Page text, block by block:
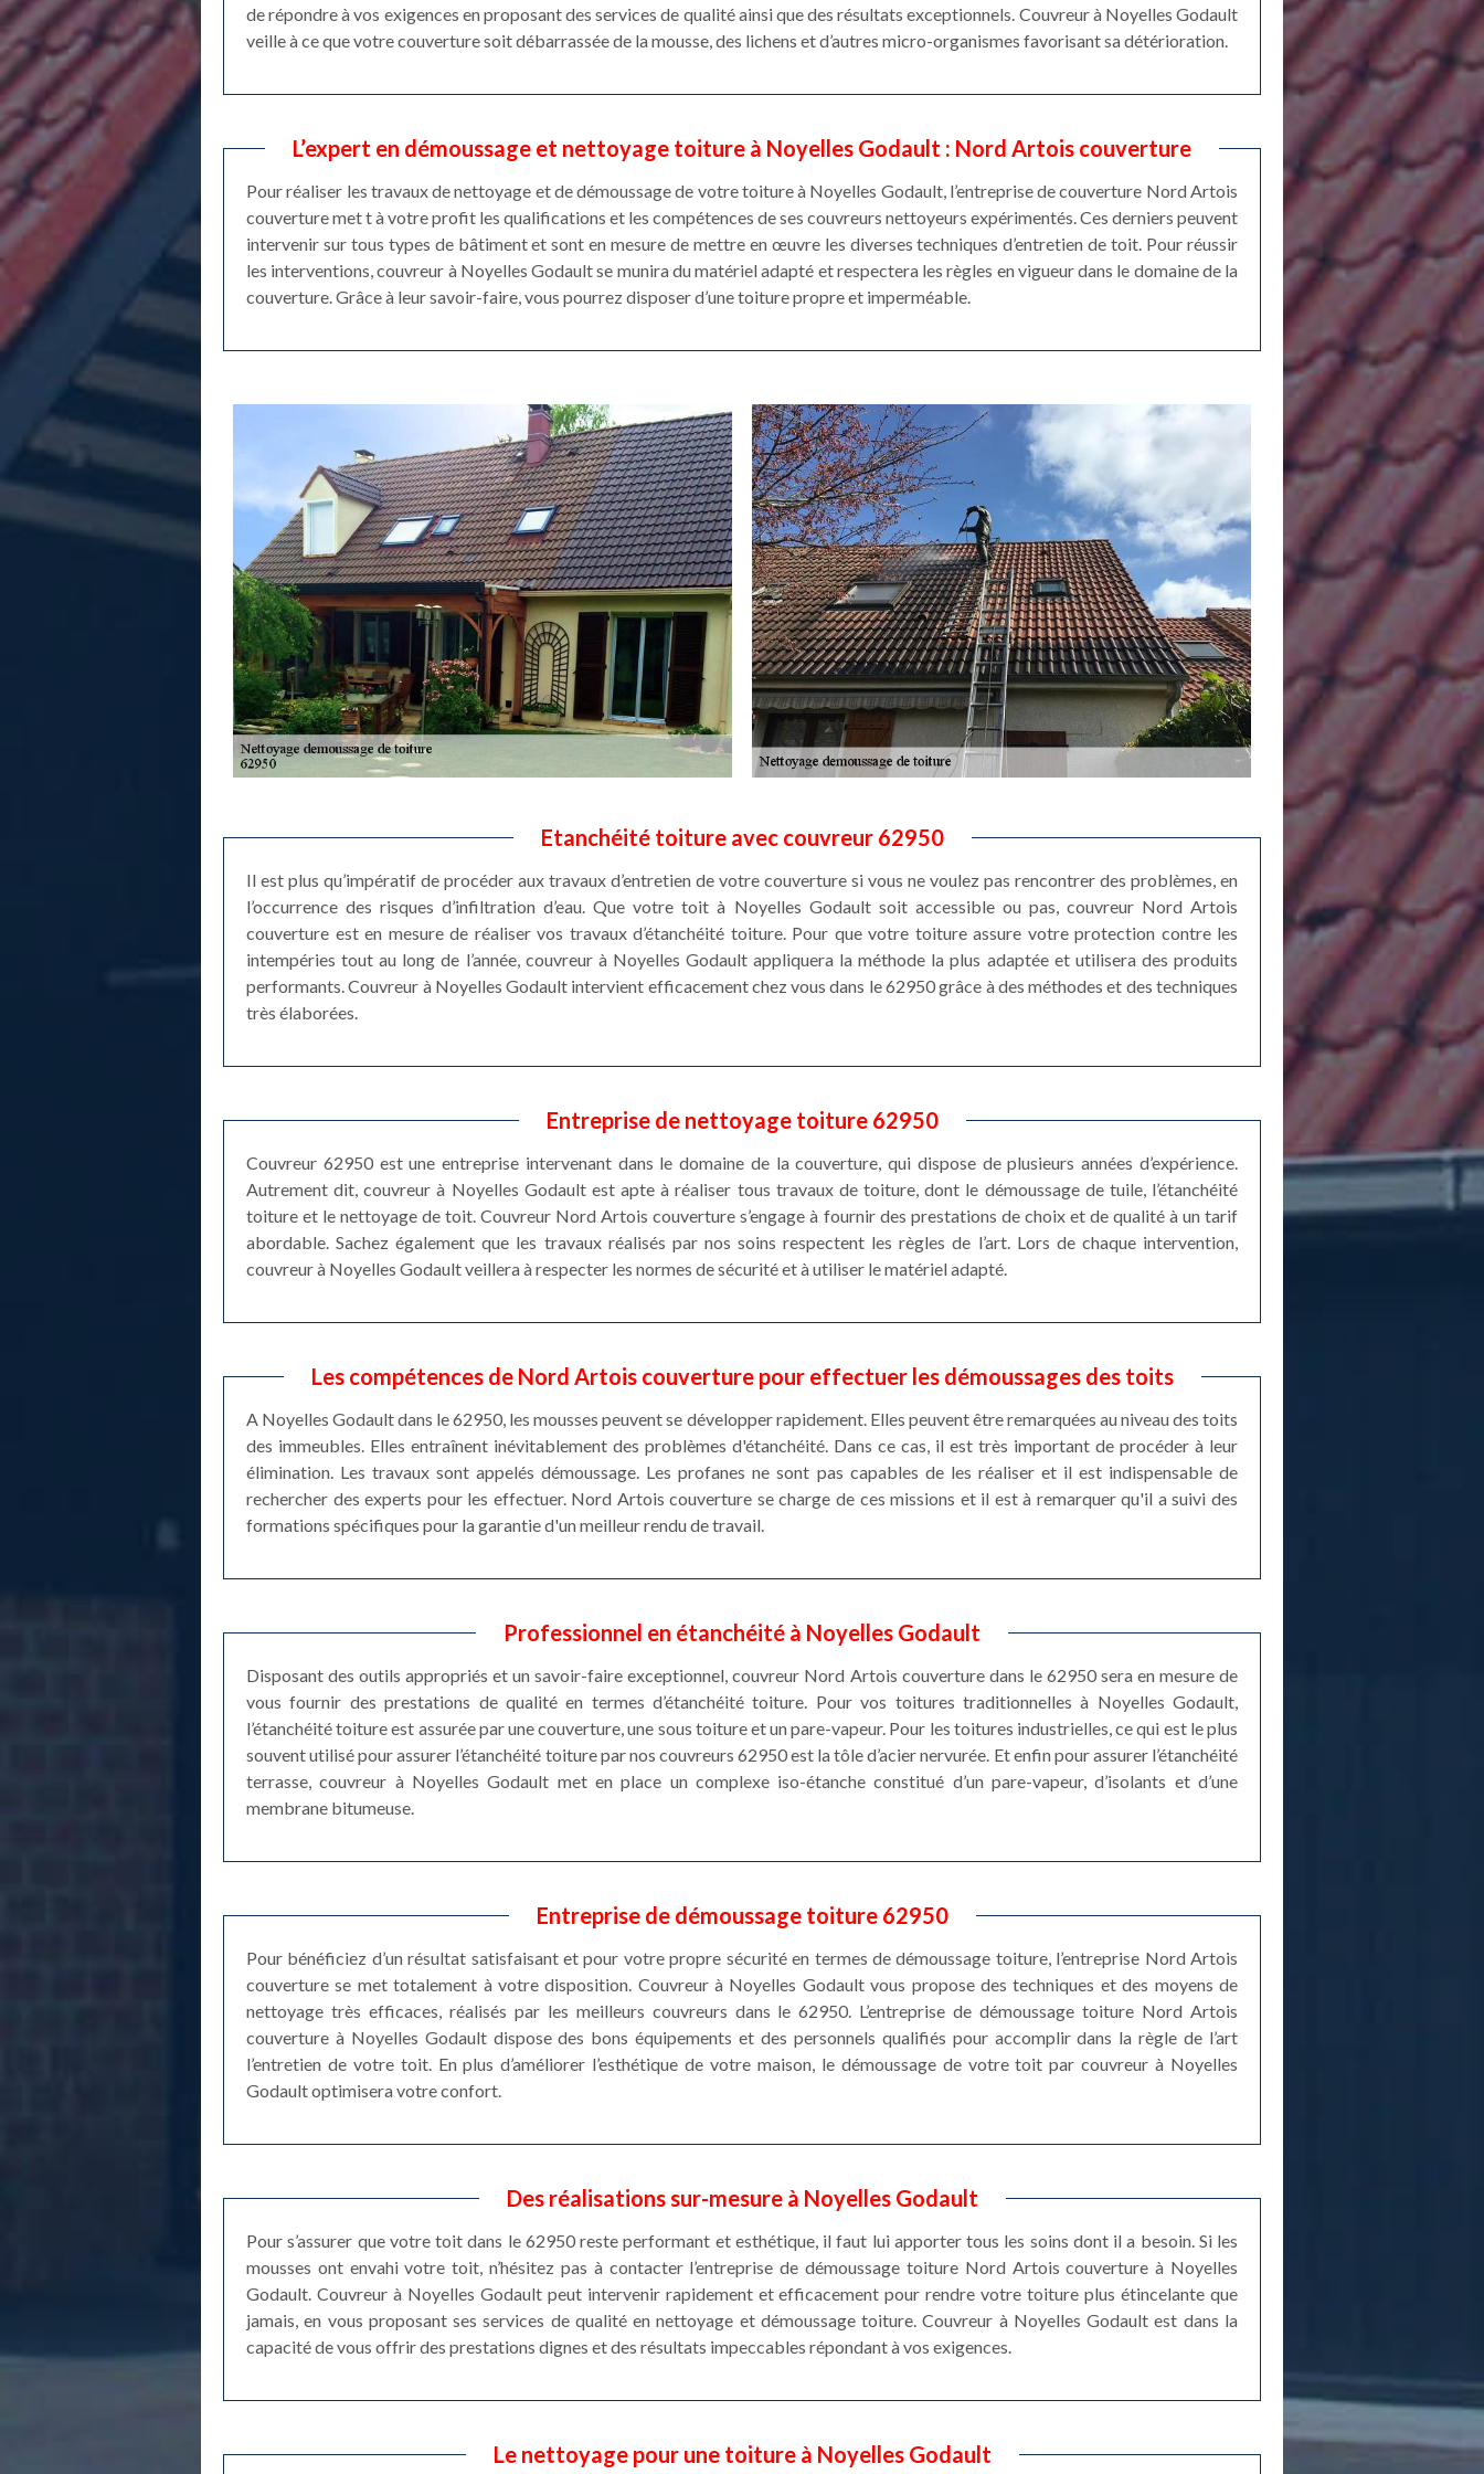
de répondre à vos exigences en proposant des services de qualité ainsi que des résultats exceptionnels. Couvreur à Noyelles Godault
veille à ce que votre couverture soit débarrassée de la mousse, des lichens et d’autres micro-organismes favorisant sa détérioration.
L’expert en démoussage et nettoyage toiture à Noyelles Godault : Nord Artois couverture
Pour réaliser les travaux de nettoyage et de démoussage de votre toiture à Noyelles Godault, l’entreprise de couverture Nord Artois
couverture met t à votre profit les qualifications et les compétences de ses couvreurs nettoyeurs expérimentés. Ces derniers peuvent
intervenir sur tous types de bâtiment et sont en mesure de mettre en œuvre les diverses techniques d’entretien de toit. Pour réussir
les interventions, couvreur à Noyelles Godault se munira du matériel adapté et respectera les règles en vigueur dans le domaine de la
couverture. Grâce à leur savoir-faire, vous pourrez disposer d’une toiture propre et imperméable.
Etanchéité toiture avec couvreur 62950
Il est plus qu’impératif de procéder aux travaux d’entretien de votre couverture si vous ne voulez pas rencontrer des problèmes, en
l’occurrence des risques d’infiltration d’eau. Que votre toit à Noyelles Godault soit accessible ou pas, couvreur Nord Artois
couverture est en mesure de réaliser vos travaux d’étanchéité toiture. Pour que votre toiture assure votre protection contre les
intempéries tout au long de l’année, couvreur à Noyelles Godault appliquera la méthode la plus adaptée et utilisera des produits
performants. Couvreur à Noyelles Godault intervient efficacement chez vous dans le 62950 grâce à des méthodes et des techniques
très élaborées.
Entreprise de nettoyage toiture 62950
Couvreur 62950 est une entreprise intervenant dans le domaine de la couverture, qui dispose de plusieurs années d’expérience.
Autrement dit, couvreur à Noyelles Godault est apte à réaliser tous travaux de toiture, dont le démoussage de tuile, l’étanchéité
toiture et le nettoyage de toit. Couvreur Nord Artois couverture s’engage à fournir des prestations de choix et de qualité à un tarif
abordable. Sachez également que les travaux réalisés par nos soins respectent les règles de l’art. Lors de chaque intervention,
couvreur à Noyelles Godault veillera à respecter les normes de sécurité et à utiliser le matériel adapté.
Les compétences de Nord Artois couverture pour effectuer les démoussages des toits
A Noyelles Godault dans le 62950, les mousses peuvent se développer rapidement. Elles peuvent être remarquées au niveau des toits
des immeubles. Elles entraînent inévitablement des problèmes d'étanchéité. Dans ce cas, il est très important de procéder à leur
élimination. Les travaux sont appelés démoussage. Les profanes ne sont pas capables de les réaliser et il est indispensable de
rechercher des experts pour les effectuer. Nord Artois couverture se charge de ces missions et il est à remarquer qu'il a suivi des
formations spécifiques pour la garantie d'un meilleur rendu de travail.
Professionnel en étanchéité à Noyelles Godault
Disposant des outils appropriés et un savoir-faire exceptionnel, couvreur Nord Artois couverture dans le 62950 sera en mesure de
vous fournir des prestations de qualité en termes d’étanchéité toiture. Pour vos toitures traditionnelles à Noyelles Godault,
l’étanchéité toiture est assurée par une couverture, une sous toiture et un pare-vapeur. Pour les toitures industrielles, ce qui est le plus
souvent utilisé pour assurer l’étanchéité toiture par nos couvreurs 62950 est la tôle d’acier nervurée. Et enfin pour assurer l’étanchéité
terrasse, couvreur à Noyelles Godault met en place un complexe iso-étanche constitué d’un pare-vapeur, d’isolants et d’une
membrane bitumeuse.
Entreprise de démoussage toiture 62950
Pour bénéficiez d’un résultat satisfaisant et pour votre propre sécurité en termes de démoussage toiture, l’entreprise Nord Artois
couverture se met totalement à votre disposition. Couvreur à Noyelles Godault vous propose des techniques et des moyens de
nettoyage très efficaces, réalisés par les meilleurs couvreurs dans le 62950. L’entreprise de démoussage toiture Nord Artois
couverture à Noyelles Godault dispose des bons équipements et des personnels qualifiés pour accomplir dans la règle de l’art
l’entretien de votre toit. En plus d’améliorer l’esthétique de votre maison, le démoussage de votre toit par couvreur à Noyelles
Godault optimisera votre confort.
Des réalisations sur-mesure à Noyelles Godault
Pour s’assurer que votre toit dans le 62950 reste performant et esthétique, il faut lui apporter tous les soins dont il a besoin. Si les
mousses ont envahi votre toit, n’hésitez pas à contacter l’entreprise de démoussage toiture Nord Artois couverture à Noyelles
Godault. Couvreur à Noyelles Godault peut intervenir rapidement et efficacement pour rendre votre toiture plus étincelante que
jamais, en vous proposant ses services de qualité en nettoyage et démoussage toiture. Couvreur à Noyelles Godault est dans la
capacité de vous offrir des prestations dignes et des résultats impeccables répondant à vos exigences.
Le nettoyage pour une toiture à Noyelles Godault